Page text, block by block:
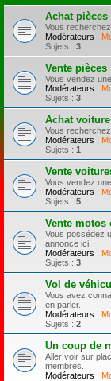
Achat pièces
Vous
Modérateurs :
Sujets : 3
Vente pièces
Vous vendez
Modérateurs :
Sujets : 3
Achat
Vous
Modérateurs :
Sujets : 1
Vente
Vous vendez
Modérateurs :
Sujets : 5
Vente motos
Vous possédez
annonce ici.
Modérateurs :
Sujets : 3
Vol de
Vous avez
en parler.
Modérateurs :
Sujets : 2
Un coup de
Aller voir sur
membres.
Modérateurs :